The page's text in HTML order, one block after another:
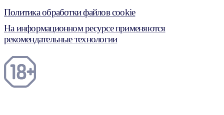
Политика обработки файлов cookie
На информационном ресурсе применяются
рекомендательные технологии